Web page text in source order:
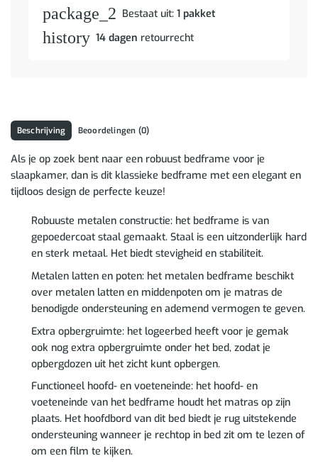
package_2 Bestaat uit: 1 pakket
history 14 dagen retourrecht
Beschrijving Beoordelingen (0)
Als je op zoek bent naar een robuust bedframe voor je
slaapkamer, dan is dit klassieke bedframe met een elegant en
tijdloos design de perfecte keuze!
Robuuste metalen constructie: het bedframe is van
gepoedercoat staal gemaakt. Staal is een uitzonderlijk hard
en sterk metaal. Het biedt stevigheid en stabiliteit.
Metalen latten en poten: het metalen bedframe beschikt
over metalen latten en middenpoten om je matras de
benodigde ondersteuning en ademend vermogen te geven.
Extra opbergruimte: het logeerbed heeft voor je gemak
ook nog extra opbergruimte onder het bed, zodat je
opbergdozen uit het zicht kunt opbergen.
Functioneel hoofd- en voeteneinde: het hoofd- en
voeteneinde van het bedframe houdt het matras op zijn
plaats. Het hoofdbord van dit bed biedt je rug uitstekende
ondersteuning wanneer je rechtop in bed zit om te lezen of
om een film te kijken.